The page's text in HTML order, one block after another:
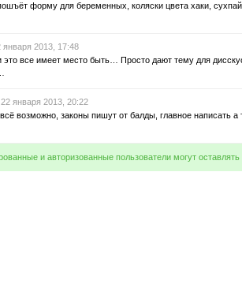
форму для беременных, коляски цвета хаки,
января 2013, 17:48
это все имеет место быть… Просто дают тему для
22 января 2013, 20:22
возможно, законы пишут от балды, главное написать а
и авторизованные пользователи могут